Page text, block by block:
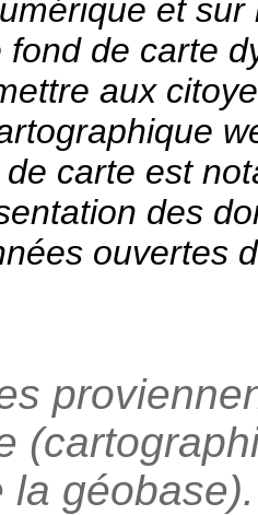
et
fond de carte
aux
de carte est
des
ouvertes
la géobase).